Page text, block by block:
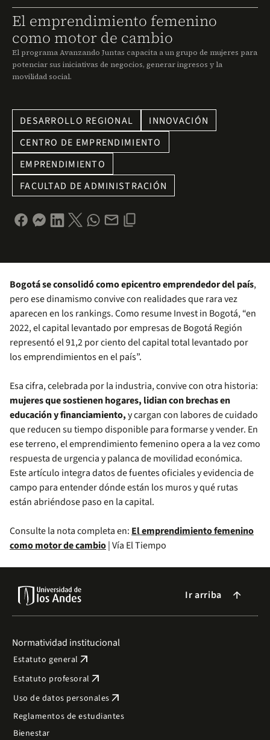
El emprendimiento femenino
como motor de cambio
El programa Avanzando Juntas capacita a un grupo de mujeres para
potenciar sus iniciativas de negocios, generar ingresos y la
movilidad social.
DESARROLLO REGIONAL
INNOVACIÓN
CENTRO DE EMPRENDIMIENTO
EMPRENDIMIENTO
FACULTAD DE ADMINISTRACIÓN
Bogotá se consolidó como epicentro emprendedor del país,
pero ese dinamismo convive con realidades que rara vez
aparecen en los rankings. Como resume Invest in Bogotá, “en
2022, el capital levantado por empresas de Bogotá Región
representó el 91,2 por ciento del capital total levantado por
los emprendimientos en el país”.
Esa cifra, celebrada por la industria, convive con otra historia:
mujeres que sostienen hogares, lidian con brechas en
educación y financiamiento,y cargan con labores de cuidado
que reducen su tiempo disponible para formarse y vender. En
ese terreno, el emprendimiento femenino opera a la vez como
respuesta de urgencia y palanca de movilidad económica.
Este artículo integra datos de fuentes oficiales y evidencia de
campo para entender dónde están los muros y qué rutas
están abriéndose paso en la capital.
Consulte la nota completa en: El emprendimiento femenino
como motor de cambio| Vía El Tiempo
Ir arriba arrow_forward
Normatividad institucional
Estatuto general arrow_outward
Estatuto profesoral arrow_outward
Uso de datos personales arrow_outward
Reglamentos de estudiantes
Bienestar